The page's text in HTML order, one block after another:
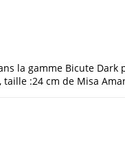
la gamme Bicute Dark
taille :24 cm de Misa